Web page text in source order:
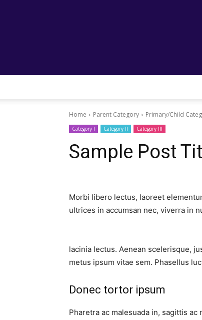
Home Parent Category Primary/Child
Category I Category II Category III
Sample Post
Morbi libero lectus, laoreet
ultrices in accumsan nec, viverra in
lacinia lectus. Aenean scelerisque,
metus ipsum vitae sem. Phasellus
Donec tortor ipsum
Pharetra ac malesuada in, sagittis